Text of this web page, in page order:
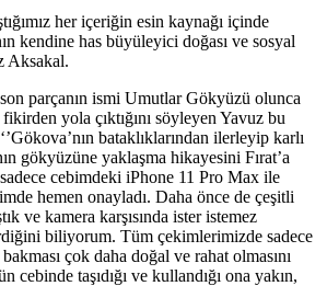
her içeriğin esin kaynağı içinde
kendine has büyüleyici doğası ve sosyal
Aksakal.
son parçanın ismi Umutlar Gökyüzü olunca
yola çıktığını söyleyen Yavuz bu
bataklıklarından ilerleyip karlı
gökyüzüne yaklaşma hikayesini Fırat’a
cebimdeki iPhone 11 Pro Max ile
hemen onayladı. Daha önce de çeşitli
ve kamera karşısında ister istemez
biliyorum. Tüm çekimlerimizde sadece
çok daha doğal ve rahat olmasını
cebinde taşıdığı ve kullandığı ona yakın,